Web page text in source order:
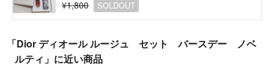
¥1,800
SOLDOUT
「Dior ディオール ルージュ セット バースデー ノベ
ルティ」に近い商品